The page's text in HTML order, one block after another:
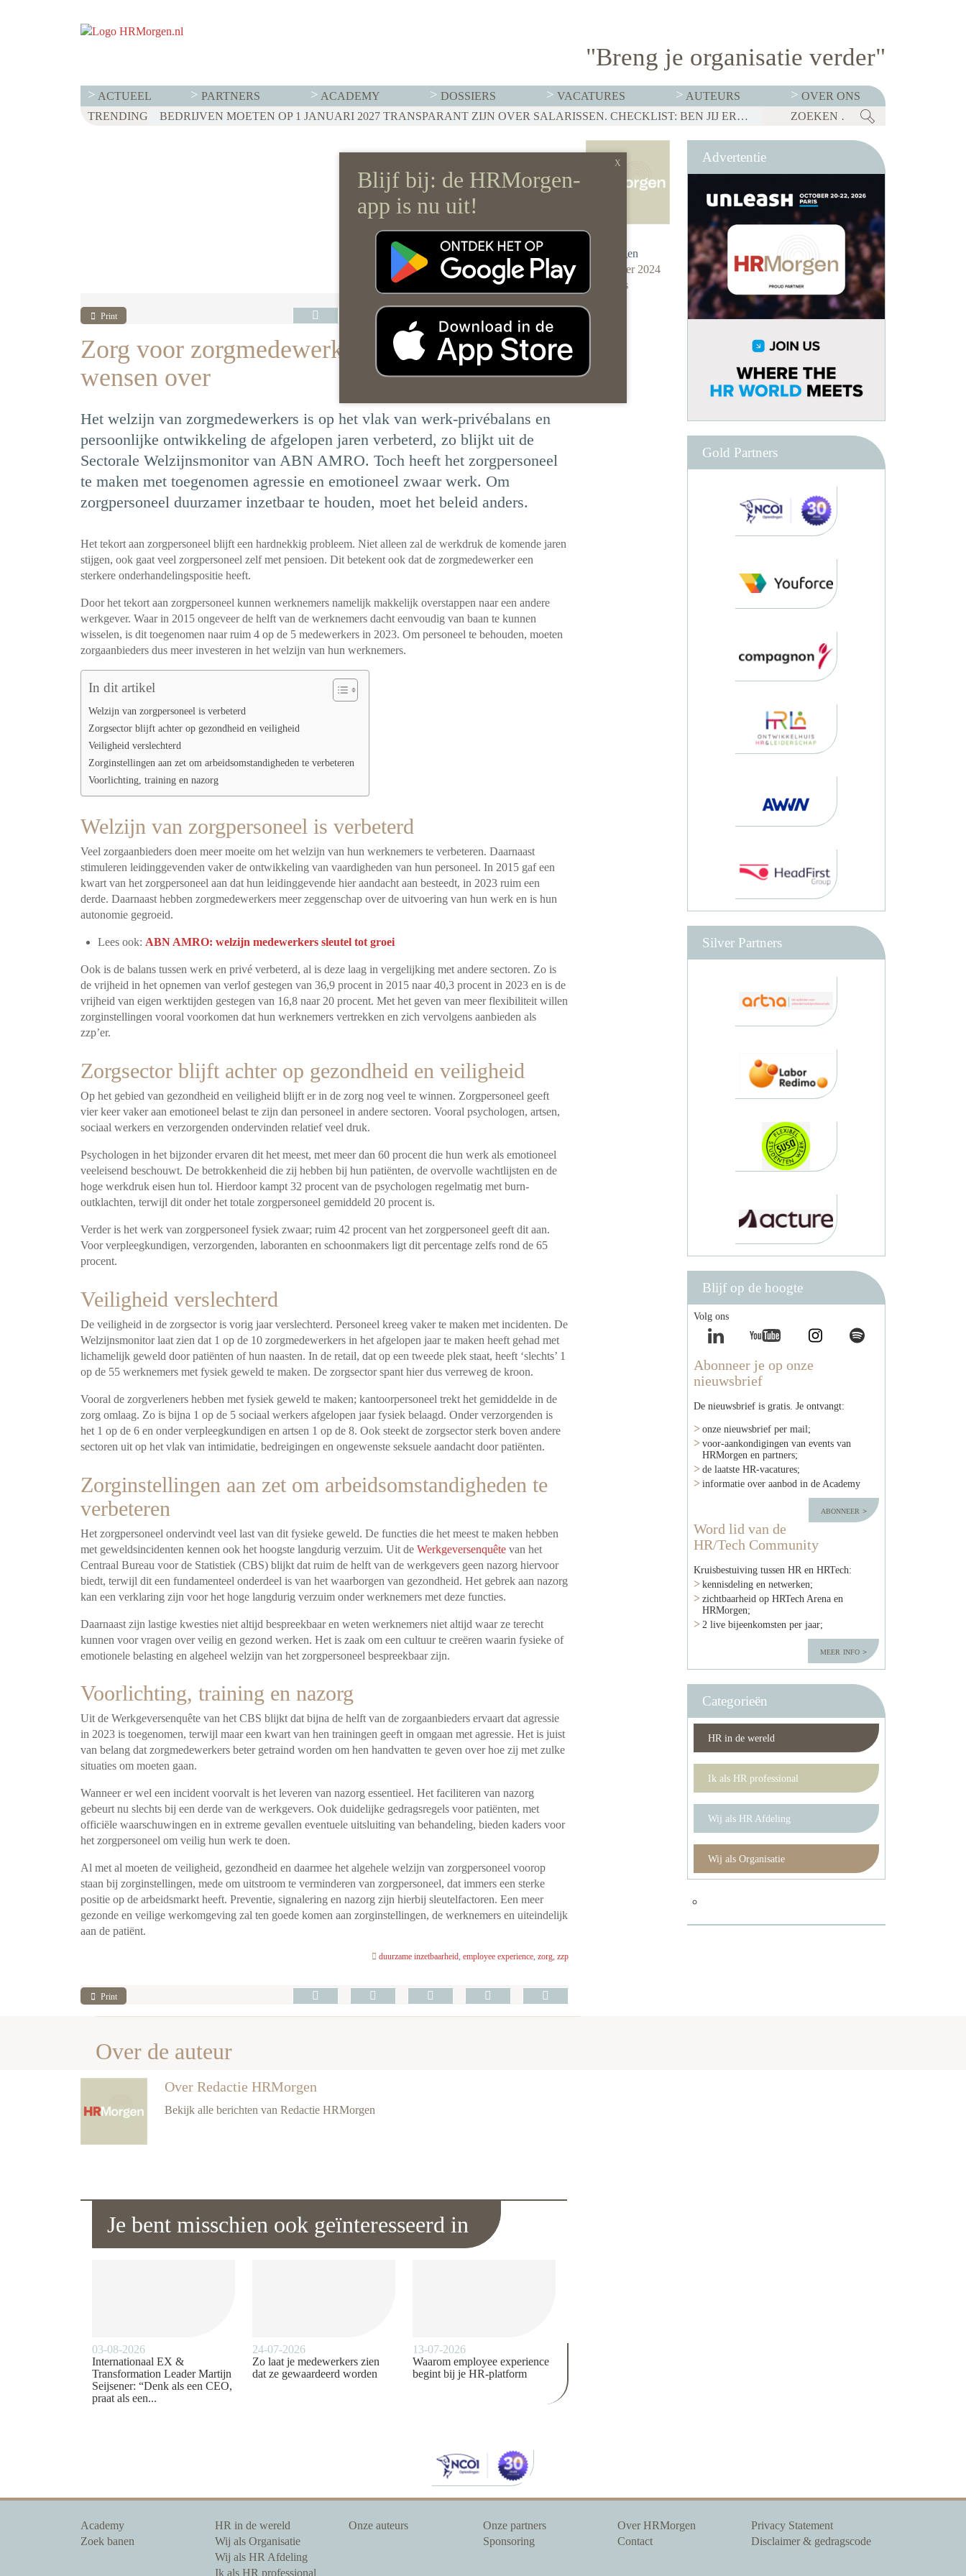
"Breng je organisatie verder"
ACTUEEL PARTNERS ACADEMY DOSSIERS VACATURES AUTEURS
OVER ONS
TRENDING
BEDRIJVEN MOETEN OP 1 JANUARI 2027 TRANSPARANT ZIJN OVER SALARISSEN. CHECKLIST: BEN JIJ ER KLAAR VOOR?
Redactie
HRMorgen
14 oktober 2024
0 reacties
Print
Zorg voor zorgmedewerkers laat nog te
wensen over
Het welzijn van zorgmedewerkers is op het vlak van werk-privébalans en
persoonlijke ontwikkeling de afgelopen jaren verbeterd, zo blijkt uit de
Sectorale Welzijnsmonitor van ABN AMRO. Toch heeft het zorgpersoneel
te maken met toegenomen agressie en emotioneel zwaar werk. Om
zorgpersoneel duurzamer inzetbaar te houden, moet het beleid anders.
Het tekort aan zorgpersoneel blijft een hardnekkig probleem. Niet alleen zal de werkdruk de komende jaren
stijgen, ook gaat veel zorgpersoneel zelf met pensioen. Dit betekent ook dat de zorgmedewerker een
sterkere onderhandelingspositie heeft.
Door het tekort aan zorgpersoneel kunnen werknemers namelijk makkelijk overstappen naar een andere
werkgever. Waar in 2015 ongeveer de helft van de werknemers dacht eenvoudig van baan te kunnen
wisselen, is dit toegenomen naar ruim 4 op de 5 medewerkers in 2023. Om personeel te behouden, moeten
zorgaanbieders dus meer investeren in het welzijn van hun werknemers.
In dit artikel
Welzijn van zorgpersoneel is verbeterd
Zorgsector blijft achter op gezondheid en veiligheid
Veiligheid verslechterd
Zorginstellingen aan zet om arbeidsomstandigheden te verbeteren
Voorlichting, training en nazorg
Welzijn van zorgpersoneel is verbeterd
Veel zorgaanbieders doen meer moeite om het welzijn van hun werknemers te verbeteren. Daarnaast
stimuleren leidinggevenden vaker de ontwikkeling van vaardigheden van hun personeel. In 2015 gaf een
kwart van het zorgpersoneel aan dat hun leidinggevende hier aandacht aan besteedt, in 2023 ruim een
derde. Daarnaast hebben zorgmedewerkers meer zeggenschap over de uitvoering van hun werk en is hun
autonomie gegroeid.
Lees ook: ABN AMRO: welzijn medewerkers sleutel tot groei
Ook is de balans tussen werk en privé verbeterd, al is deze laag in vergelijking met andere sectoren. Zo is
de vrijheid in het opnemen van verlof gestegen van 36,9 procent in 2015 naar 40,3 procent in 2023 en is de
vrijheid van eigen werktijden gestegen van 16,8 naar 20 procent. Met het geven van meer flexibiliteit willen
zorginstellingen vooral voorkomen dat hun werknemers vertrekken en zich vervolgens aanbieden als
zzp’er.
Zorgsector blijft achter op gezondheid en veiligheid
Op het gebied van gezondheid en veiligheid blijft er in de zorg nog veel te winnen. Zorgpersoneel geeft
vier keer vaker aan emotioneel belast te zijn dan personeel in andere sectoren. Vooral psychologen, artsen,
sociaal werkers en verzorgenden ondervinden relatief veel druk.
Psychologen in het bijzonder ervaren dit het meest, met meer dan 60 procent die hun werk als emotioneel
veeleisend beschouwt. De betrokkenheid die zij hebben bij hun patiënten, de overvolle wachtlijsten en de
hoge werkdruk eisen hun tol. Hierdoor kampt 32 procent van de psychologen regelmatig met burn-
outklachten, terwijl dit onder het totale zorgpersoneel gemiddeld 20 procent is.
Verder is het werk van zorgpersoneel fysiek zwaar; ruim 42 procent van het zorgpersoneel geeft dit aan.
Voor verpleegkundigen, verzorgenden, laboranten en schoonmakers ligt dit percentage zelfs rond de 65
procent.
Veiligheid verslechterd
De veiligheid in de zorgsector is vorig jaar verslechterd. Personeel kreeg vaker te maken met incidenten. De
Welzijnsmonitor laat zien dat 1 op de 10 zorgmedewerkers in het afgelopen jaar te maken heeft gehad met
lichamelijk geweld door patiënten of hun naasten. In de retail, dat op een tweede plek staat, heeft ‘slechts’ 1
op de 55 werknemers met fysiek geweld te maken. De zorgsector spant hier dus verreweg de kroon.
Vooral de zorgverleners hebben met fysiek geweld te maken; kantoorpersoneel trekt het gemiddelde in de
zorg omlaag. Zo is bijna 1 op de 5 sociaal werkers afgelopen jaar fysiek belaagd. Onder verzorgenden is
het 1 op de 6 en onder verpleegkundigen en artsen 1 op de 8. Ook steekt de zorgsector sterk boven andere
sectoren uit op het vlak van intimidatie, bedreigingen en ongewenste seksuele aandacht door patiënten.
Zorginstellingen aan zet om arbeidsomstandigheden te
verbeteren
Het zorgpersoneel ondervindt veel last van dit fysieke geweld. De functies die het meest te maken hebben
met geweldsincidenten kennen ook het hoogste langdurig verzuim. Uit de Werkgeversenquête van het
Centraal Bureau voor de Statistiek (CBS) blijkt dat ruim de helft van de werkgevers geen nazorg hiervoor
biedt, terwijl dit een fundamenteel onderdeel is van het waarborgen van gezondheid. Het gebrek aan nazorg
kan een verklaring zijn voor het hoge langdurig verzuim onder werknemers met deze functies.
Daarnaast zijn lastige kwesties niet altijd bespreekbaar en weten werknemers niet altijd waar ze terecht
kunnen voor vragen over veilig en gezond werken. Het is zaak om een cultuur te creëren waarin fysieke of
emotionele belasting en algeheel welzijn van het zorgpersoneel bespreekbaar zijn.
Voorlichting, training en nazorg
Uit de Werkgeversenquête van het CBS blijkt dat bijna de helft van de zorgaanbieders ervaart dat agressie
in 2023 is toegenomen, terwijl maar een kwart van hen trainingen geeft in omgaan met agressie. Het is juist
van belang dat zorgmedewerkers beter getraind worden om hen handvatten te geven over hoe zij met zulke
situaties om moeten gaan.
Wanneer er wel een incident voorvalt is het leveren van nazorg essentieel. Het faciliteren van nazorg
gebeurt nu slechts bij een derde van de werkgevers. Ook duidelijke gedragsregels voor patiënten, met
officiële waarschuwingen en in extreme gevallen eventuele uitsluiting van behandeling, bieden kaders voor
het zorgpersoneel om veilig hun werk te doen.
Al met al moeten de veiligheid, gezondheid en daarmee het algehele welzijn van zorgpersoneel voorop
staan bij zorginstellingen, mede om uitstroom te verminderen van zorgpersoneel, dat immers een sterke
positie op de arbeidsmarkt heeft. Preventie, signalering en nazorg zijn hierbij sleutelfactoren. Een meer
gezonde en veilige werkomgeving zal ten goede komen aan zorginstellingen, de werknemers en uiteindelijk
aan de patiënt.
duurzame inzetbaarheid,employee experience,zorg,zzp
Print
Over de auteur
Over Redactie HRMorgen
Bekijk alle berichten van Redactie HRMorgen
Je bent misschien ook geïnteresseerd in
03-08-2026
Internationaal EX &
Transformation Leader Martijn
Seijsener: “Denk als een CEO,
praat als een...
24-07-2026
Zo laat je medewerkers zien
dat ze gewaardeerd worden
13-07-2026
Waarom employee experience
begint bij je HR-platform
Advertentie
Gold Partners
Silver Partners
Blijf op de hoogte
Volg ons
Abonneer je op onze
nieuwsbrief
De nieuwsbrief is gratis. Je ontvangt:
onze nieuwsbrief per mail;
voor-aankondigingen van events van
HRMorgen en partners;
de laatste HR-vacatures;
informatie over aanbod in de Academy
abonneer
Word lid van de
HR/Tech Community
Kruisbestuiving tussen HR en HRTech:
kennisdeling en netwerken;
zichtbaarheid op HRTech Arena en
HRMorgen;
2 live bijeenkomsten per jaar;
meer info
Categorieën
HR in de wereld
Ik als HR professional
Wij als HR Afdeling
Wij als Organisatie
Academy
Zoek banen
HR in de wereld
Wij als Organisatie
Wij als HR Afdeling
Ik als HR professional
Onze auteurs
Onze partners
Sponsoring
Over HRMorgen
Contact
Privacy Statement
Disclaimer & gedragscode